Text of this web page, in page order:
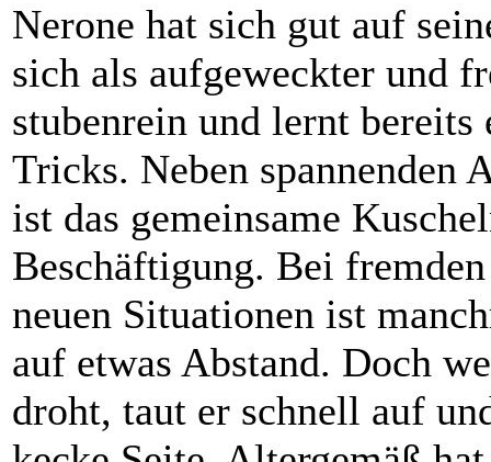
Nerone hat sich gut auf
sich als aufgeweckter und
stubenrein und lernt
Tricks. Neben spannenden
ist das gemeinsame
Beschäftigung. Bei
neuen Situationen ist
auf etwas Abstand. Doch
droht, taut er schnell auf